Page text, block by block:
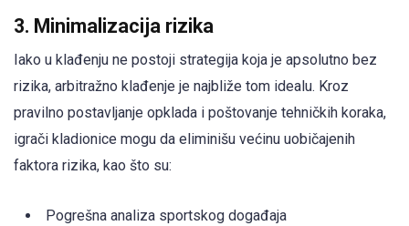
3. Minimalizacija rizika
Iako u klađenju ne postoji strategija koja je apsolutno bez
rizika, arbitražno klađenje je najbliže tom idealu. Kroz
pravilno postavljanje opklada i poštovanje tehničkih koraka,
igrači kladionice mogu da eliminišu većinu uobičajenih
faktora rizika, kao što su:
Pogrešna analiza sportskog događaja